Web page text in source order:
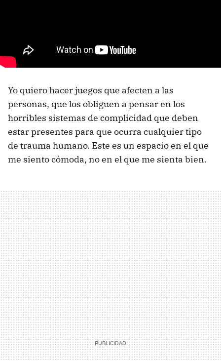
Yo quiero hacer juegos que afecten a las
personas, que los obliguen a pensar en los
horribles sistemas de complicidad que deben
estar presentes para que ocurra cualquier tipo
de trauma humano. Este es un espacio en el que
me siento cómoda, no en el que me sienta bien.